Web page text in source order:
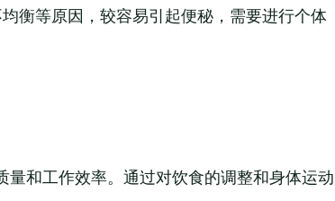
衡等原因，较容易引起便秘，需要进行个体
和工作效率。通过对饮食的调整和身体运动